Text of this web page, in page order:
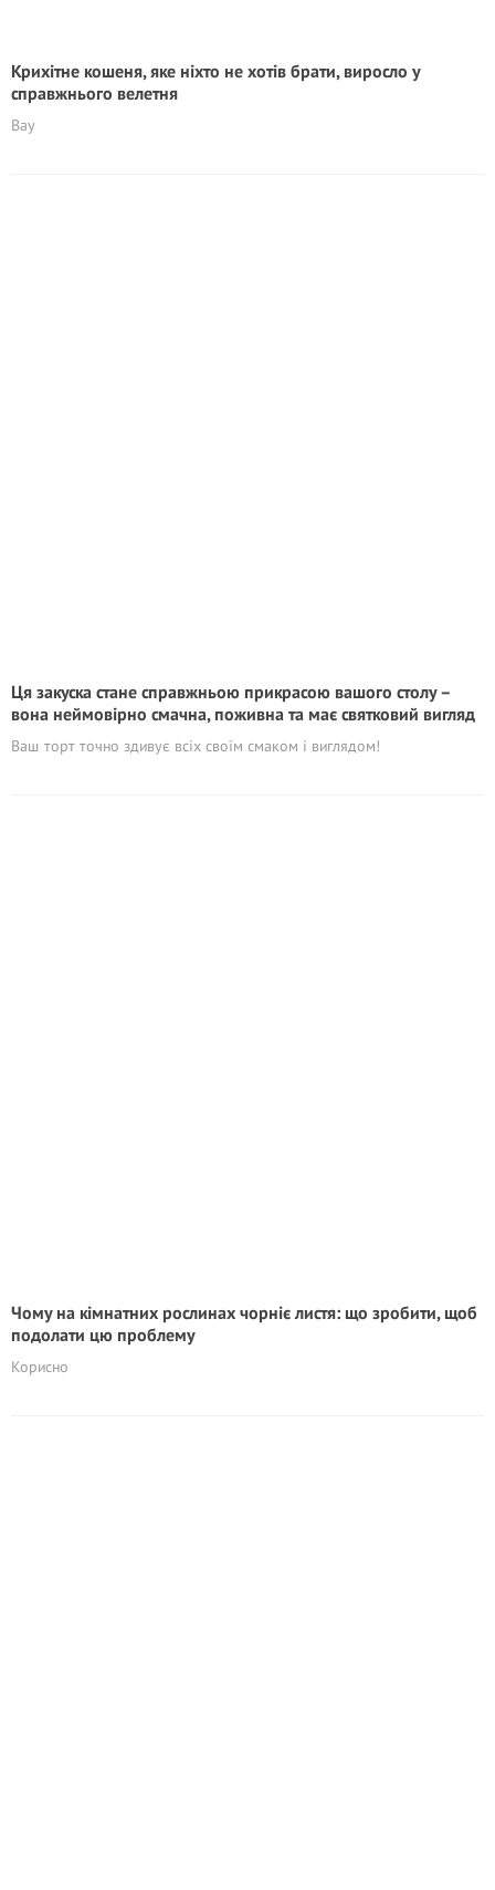
Крихітне кошеня, яке ніхто не хотів брати, виросло у
справжнього велетня
Вау
Ця закуска стане справжньою прикрасою вашого столу –
вона неймовірно смачна, поживна та має святковий вигляд
Ваш торт точно здивує всіх своїм смаком і виглядом!
Чому на кімнатних рослинах чорніє листя: що зробити, щоб
подолати цю проблему
Корисно